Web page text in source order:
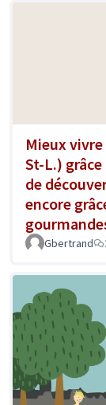
Mieux
St-L.)
de
encore
Gbertrand